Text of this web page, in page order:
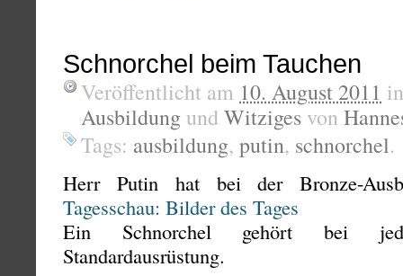
Schnorchel beim Tauchen
Veröffentlicht am 10. August 2011
Ausbildung und Witziges von
Tags: ausbildung, putin, schnorchel.
Herr Putin hat bei der Bronze-
Tagesschau: Bilder des Tages
Ein Schnorchel gehört bei
Standardausrüstung.